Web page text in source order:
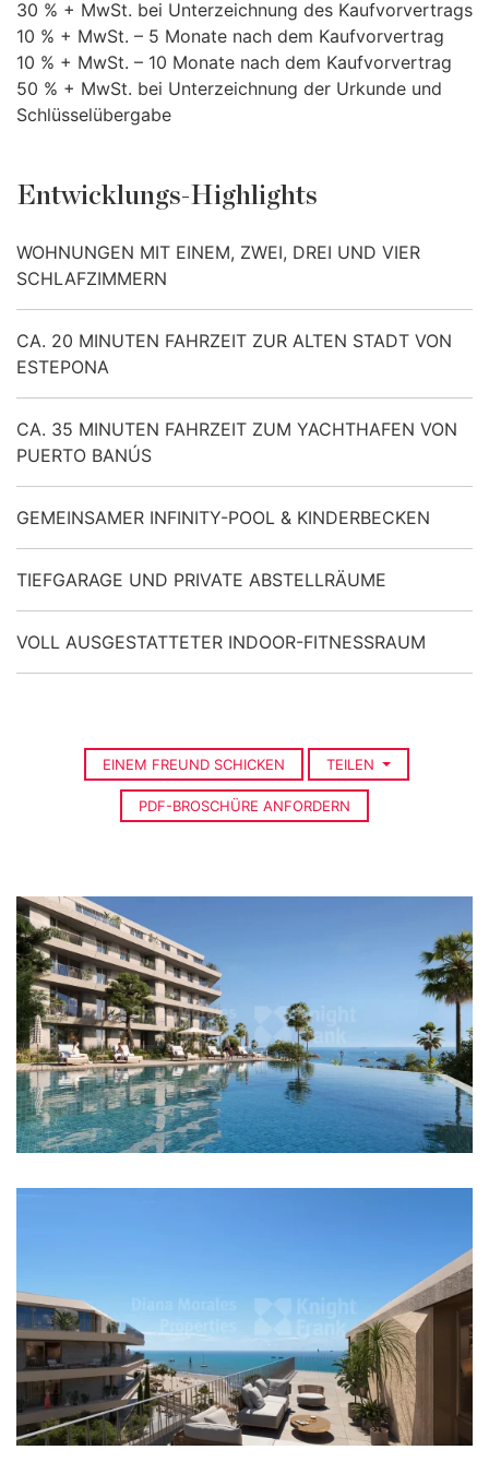
30 % + MwSt. bei Unterzeichnung des Kaufvorvertrags
10 % + MwSt. – 5 Monate nach dem Kaufvorvertrag
10 % + MwSt. – 10 Monate nach dem Kaufvorvertrag
50 % + MwSt. bei Unterzeichnung der Urkunde und
Schlüsselübergabe
Entwicklungs-Highlights
WOHNUNGEN MIT EINEM, ZWEI, DREI UND VIER
SCHLAFZIMMERN
CA. 20 MINUTEN FAHRZEIT ZUR ALTEN STADT VON
ESTEPONA
CA. 35 MINUTEN FAHRZEIT ZUM YACHTHAFEN VON
PUERTO BANÚS
GEMEINSAMER INFINITY-POOL & KINDERBECKEN
TIEFGARAGE UND PRIVATE ABSTELLRÄUME
VOLL AUSGESTATTETER INDOOR-FITNESSRAUM
EINEM FREUND SCHICKEN TEILEN
PDF-BROSCHÜRE ANFORDERN